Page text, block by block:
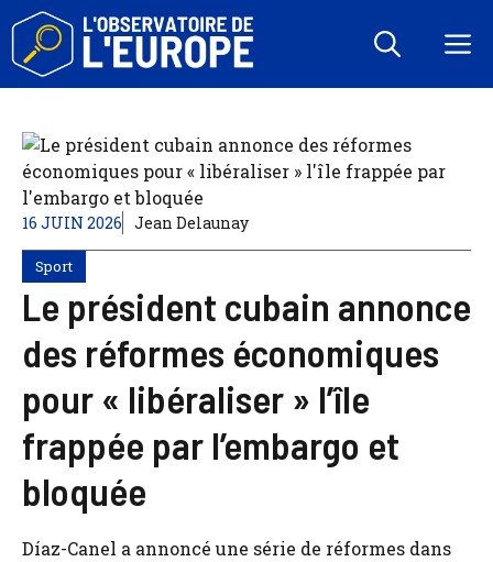
Aller
contenu
16 JUIN 2026 Jean Delaunay
Sport
Le président cubain annonce
des réformes économiques
pour « libéraliser » l’île
frappée par l’embargo et
bloquée
Díaz-Canel a annoncé une série de réformes dans